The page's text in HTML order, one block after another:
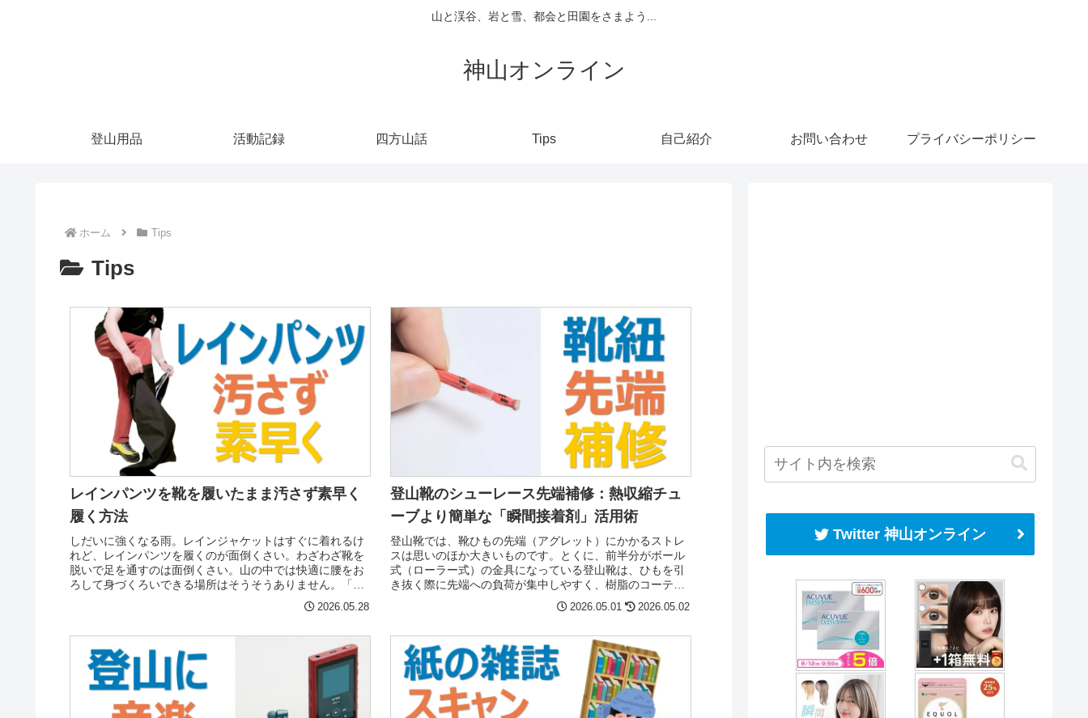
山と渓谷、岩と雪、都会と田園をさまよう...
神山オンライン
登山用品 活動記録 四方山話 Tips 自己紹介 お問い合わせ プライバシーポリシー
ホーム Tips
Tips
レインパンツを靴を履いたまま汚さず素早く
履く方法
しだいに強くなる雨。レインジャケットはすぐに着れるけ
れど、レインパンツを履くのが面倒くさい。わざわざ靴を
脱いで足を通すのは面倒くさい。山の中では快適に腰をお
ろして身づくろいできる場所はそうそうありません。「う
2026.05.28
登山靴のシューレース先端補修：熱収縮チュ
ーブより簡単な「瞬間接着剤」活用術
登山靴では、靴ひもの先端（アグレット）にかかるストレ
スは思いのほか大きいものです。とくに、前半分がボール
式（ローラー式）の金具になっている登山靴は、ひもを引
き抜く際に先端への負荷が集中しやすく、樹脂のコーティ
ングが割れたり、ほつれたりするト...
2026.05.01 2026.05.02
Twitter 神山オンライン